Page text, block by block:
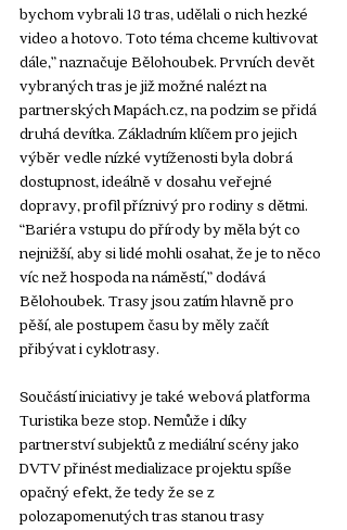
bychom vybrali 18 tras, udělali o nich hezké
video a hotovo. Toto téma chceme kultivovat
dále,” naznačuje Bělohoubek. Prvních devět
vybraných tras je již možné nalézt na
partnerských Mapách.cz, na podzim se přidá
druhá devítka. Základním klíčem pro jejich
výběr vedle nízké vytíženosti byla dobrá
dostupnost, ideálně v dosahu veřejné
dopravy, profil příznivý pro rodiny s dětmi.
“Bariéra vstupu do přírody by měla být co
nejnižší, aby si lidé mohli osahat, že je to něco
víc než hospoda na náměstí,” dodává
Bělohoubek. Trasy jsou zatím hlavně pro
pěší, ale postupem času by měly začít
přibývat i cyklotrasy.
Součástí iniciativy je také webová platforma
Turistika beze stop. Nemůže i díky
partnerství subjektů z mediální scény jako
DVTV přinést medializace projektu spíše
opačný efekt, že tedy že se z
polozapomenutých tras stanou trasy